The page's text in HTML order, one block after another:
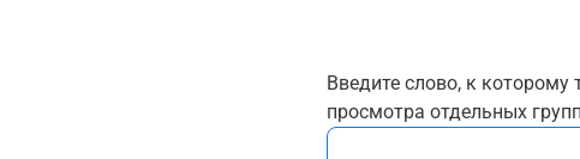
Введите слово, к
просмотра отдельных